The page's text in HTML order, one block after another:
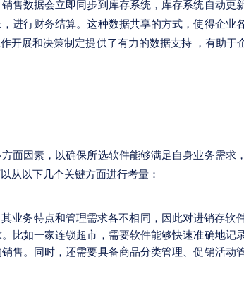
售数据会立即同步到库存系统，库存系统自动更
进行财务结算。这种数据共享的方式，使得企业
开展和决策制定提供了有力的数据支持 ，有助于
面因素，以确保所选软件能够满足自身业务需求
从以下几个关键方面进行考量：
业务特点和管理需求各不相同，因此对进销存软
比如一家连锁超市，需要软件能够快速准确地记
售。同时，还需要具备商品分类管理、促销活动